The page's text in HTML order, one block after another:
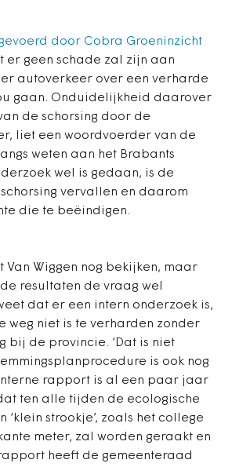
door Cobra Groeninzicht
geen schade zal zijn aan
autoverkeer over een verharde
gaan. Onduidelijkheid daarover
de schorsing door de
liet een woordvoerder van de
weten aan het Brabants
wel is gedaan, is de
vervallen en daarom
die te beëindigen.
Van Wiggen nog bekijken, maar
resultaten de vraag wel
dat er een intern onderzoek is,
niet is te verharden zonder
bij de provincie. ‘Dat is niet
is ook nog
rapport is al een paar jaar
ten alle tijden de ecologische
‘klein strookje’, zoals het college
meter, zal worden geraakt en
heeft de gemeenteraad